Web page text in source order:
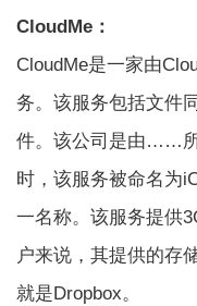
CloudMe：
CloudMe是一家由
务。该服务包括文件
件。该公司是由……
时，该服务被命名为
一名称。该服务提供
户来说，其提供的存
就是Dropbox。